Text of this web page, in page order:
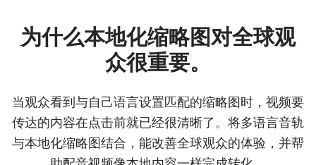
为什么本地化缩略图对全球观
众很重要。
当观众看到与自己语言设置匹配的缩略图时，视频要
传达的内容在点击前就已经很清晰了。将多语言音轨
与本地化缩略图结合，能改善全球观众的体验，并帮